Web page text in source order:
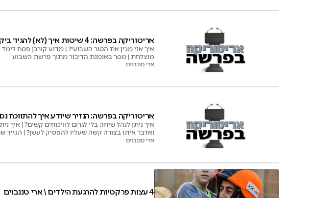
אריטוריקה בפרשה: 4 שיטות איך (לא) להגיד ביקורת \ ארי טננבוים
איך אני מכין את הטור השבועי? | מדוע קורבן פסח
מוצלחת | מסר באומנת הדיבור מתוך פרשת השבוע
ארי טננבוים
אריטוריקה בפרשה: הנזיר שיודע איך להתווכח
איך ניתן לנהל שיחה בלי לגרום לוויכוחים קשים? |
ואדבר איתו בצורה קשה שעליו להפסיק לעשן? |
ארי טננבוים
4 עצות פרקטיות להרגעת הילדים \ ארי טננבוים